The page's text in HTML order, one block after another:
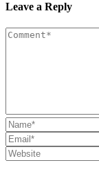
Leave a Reply